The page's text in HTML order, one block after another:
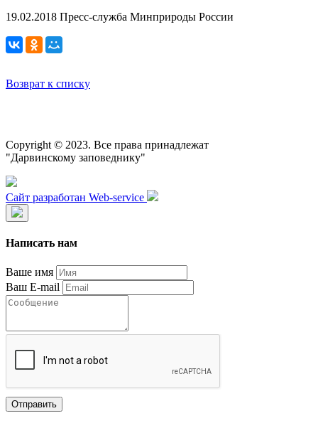
19.02.2018 Пресс-служба Минприроды России
Возврат к списку
Copyright © 2023. Все права принадлежат
"Дарвинскому заповеднику"
Сайт разработан Web-service
Написать нам
Ваше имя
Ваш E-mail
Отправить